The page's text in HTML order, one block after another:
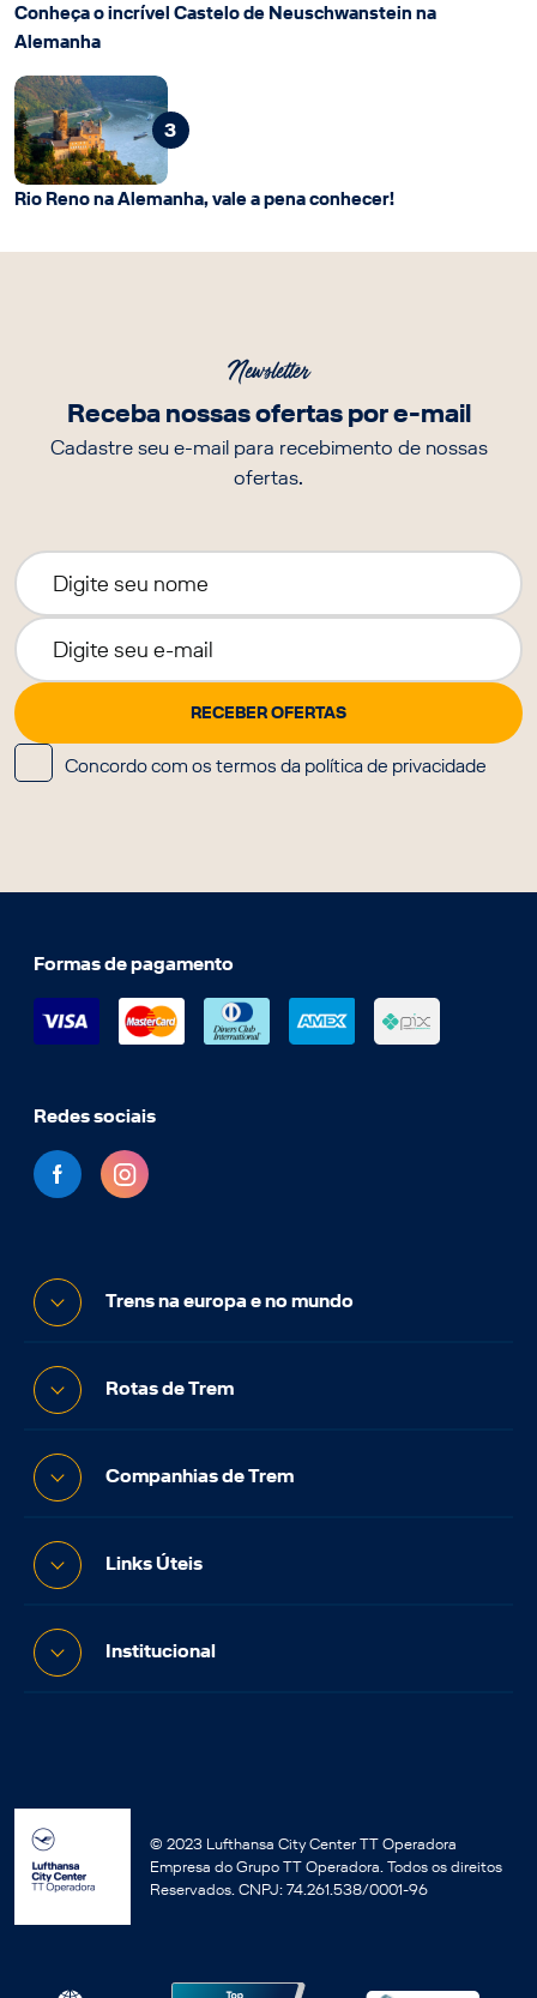
Conheça o incrível Castelo de Neuschwanstein na
Alemanha
3
Rio Reno na Alemanha, vale a pena conhecer!
Newsletter
Receba nossas ofertas por e-mail
Cadastre seu e-mail para recebimento de nossas
ofertas.
Concordo com os termos da política de privacidade
Formas de pagamento
Redes sociais
Trens na europa e no mundo
Rotas de Trem
Companhias de Trem
Links Úteis
Institucional
© 2023 Lufthansa City Center TT Operadora
Empresa do Grupo TT Operadora. Todos os direitos
Reservados. CNPJ: 74.261.538/0001-96